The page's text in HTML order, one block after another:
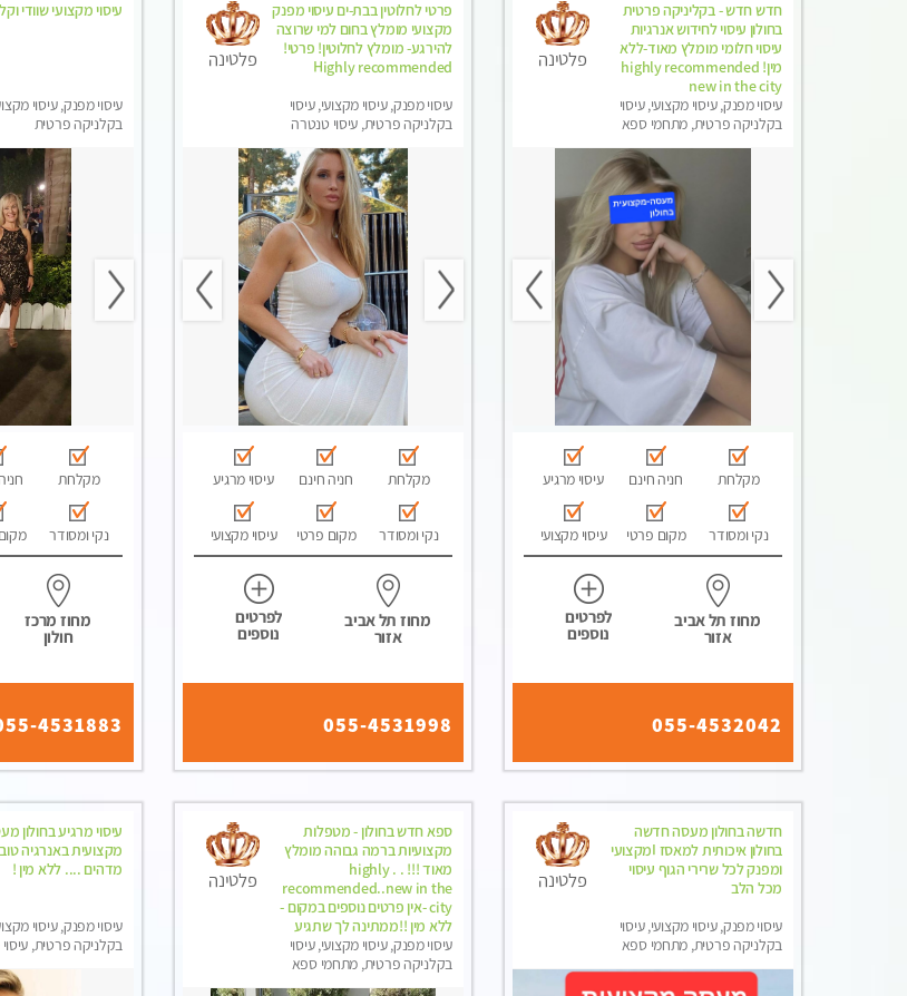
חדש חדש - בקליניקה פרטית
בחולון עיסוי לחידוש אנרגיות
עיסוי חלומי מומלץ מאוד-ללא
מין! highly recommended
new in the city
עיסוי מפנק, עיסוי מקצועי, עיסוי
בקלניקה פרטית, מתחמי ספא
פלטינה
מקלחת חניה חינם עיסוי מרגיע
נקי ומסודר מקום פרטי עיסוי מקצועי
מחוז תל אביב
אזור
לפרטים
נוספים
055-4532042
פרטי לחלוטין בבת-ים עיסוי מפנק
מקצועי מומלץ בחום למי שרוצה
להירגע- מומלץ לחלוטין! פרטי! ​​​​​​
Highly recommended
עיסוי מפנק, עיסוי מקצועי, עיסוי
בקלניקה פרטית, עיסוי טנטרה
פלטינה
מקלחת חניה חינם עיסוי מרגיע
נקי ומסודר מקום פרטי עיסוי מקצועי
מחוז תל אביב
אזור
לפרטים
נוספים
055-4531998
עיסוי מקצועי שוודי
עיסוי מפנק, עיסוי
בקלניקה פרטית
מקלחת
נקי ומסודר
מחוז מרכז
חולון
4531883
חדשה בחולון מעסה חדשה
בחולון איכותית למאסז Iמקצועי
ומפנק לכל שרירי הגוף עיסוי
מכל הלב
עיסוי מפנק, עיסוי מקצועי, עיסוי
בקלניקה פרטית, מתחמי ספא
פלטינה
ספא חדש בחולון - מטפלות
מקצועיות ברמה גבוהה מומלץ
מאוד !!! . . highly
recommended..new in the
city -אין פרטים נוספים במקום -
ללא מין !!ממתינה לך שתגיע
עיסוי מפנק, עיסוי מקצועי, עיסוי
בקלניקה פרטית, מתחמי ספא
פלטינה
עיסוי מרגיע בחולון
מקצועית באנרגיה
מדהים .... ללא מין !
עיסוי מפנק, עיסוי
בקלניקה פרטית,